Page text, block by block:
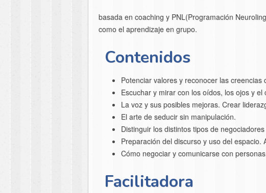
basada en coaching y PNL(Programación
como el aprendizaje en grupo.
Contenidos
Potenciar valores y reconocer las
Escuchar y mirar con los oídos, los ojos y el
La voz y sus posibles mejoras. Crear
El arte de seducir sin manipulación.
Distinguir los distintos tipos de
Preparación del discurso y uso del
Cómo negociar y comunicarse con
Facilitadora